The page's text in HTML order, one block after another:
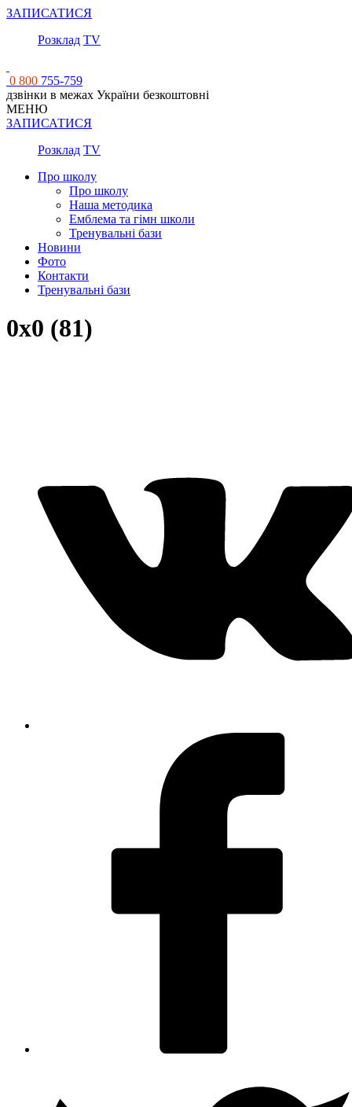
ЗАПИСАТИСЯ
Розклад TV
0 800 755-759
дзвінки в межах України безкоштовні
МЕНЮ
ЗАПИСАТИСЯ
Розклад TV
Про школу
Про школу
Наша методика
Емблема та гімн школи
Тренувальні бази
Новини
Фото
Контакти
Тренувальні бази
0x0 (81)